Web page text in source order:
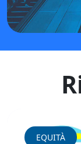
EQUITÀ